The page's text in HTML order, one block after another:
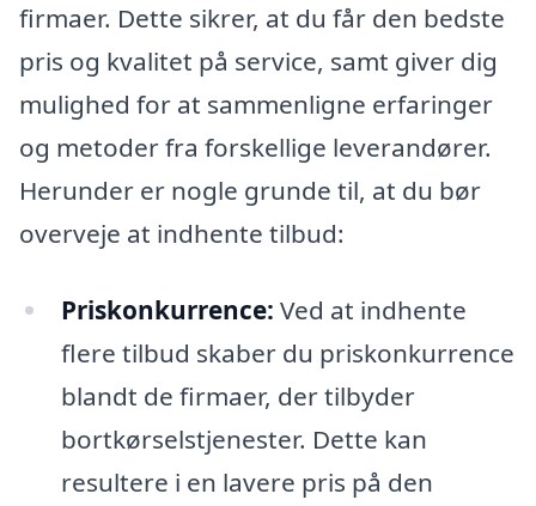
firmaer. Dette sikrer, at du får den bedste
pris og kvalitet på service, samt giver dig
mulighed for at sammenligne erfaringer
og metoder fra forskellige leverandører.
Herunder er nogle grunde til, at du bør
overveje at indhente tilbud:
Priskonkurrence: Ved at indhente
flere tilbud skaber du priskonkurrence
blandt de firmaer, der tilbyder
bortkørselstjenester. Dette kan
resultere i en lavere pris på den